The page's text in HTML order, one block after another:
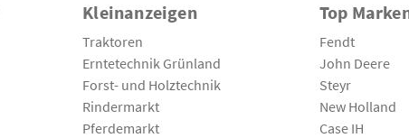
Kleinanzeigen
Traktoren
Erntetechnik Grünland
Forst- und Holztechnik
Rindermarkt
Pferdemarkt
Top
Fendt
John Deere
Steyr
New Holland
Case IH